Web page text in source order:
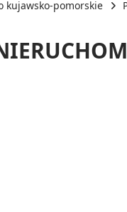
kujawsko-pomorskie